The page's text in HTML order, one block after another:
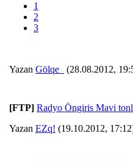
1
2
3
Yazan Gölqe_ (28.08.2012,
[FTP] Radyo Öngiris Mavi
Yazan EZq! (19.10.2012,